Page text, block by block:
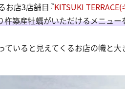
お店3店舗目『KITSUKI
杵築産牡蠣がいただけるメニュー
ていると見えてくるお店の幟と